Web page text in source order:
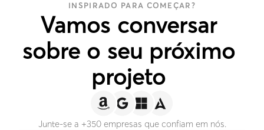
INSPIRADO PARA COMEÇAR?
Vamos conversar
sobre o seu próximo
projeto
Junte-se a +350 empresas que confiam em nós.